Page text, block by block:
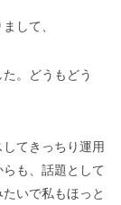
して、
。どうもどう
てきっちり運用
も、話題として
いで私もほっと